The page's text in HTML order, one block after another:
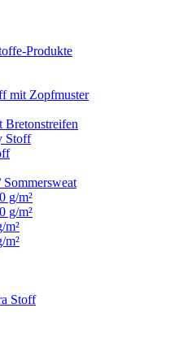
Produkte
mit Zopfmuster
Bretonstreifen
Stoff
g/m²
g/m²
m²
m²
Stoff